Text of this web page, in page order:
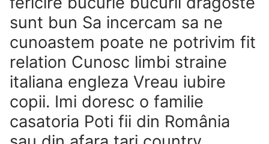
sunt bun Sa incercam sa ne
cunoastem poate ne potrivim fit
relation Cunosc limbi straine
italiana engleza Vreau iubire
copii. Imi doresc o familie
casatoria Poti fii din România